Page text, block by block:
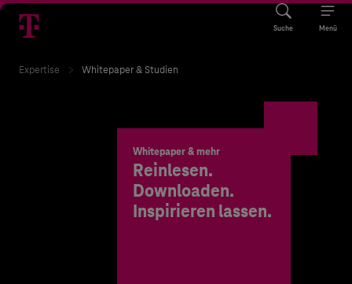
Suche Menü
Expertise Whitepaper & Studien
Whitepaper & mehr
Reinlesen.
Downloaden.
Inspirieren lassen.